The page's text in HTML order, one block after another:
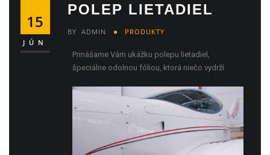
15
JÚN
POLEP LIETADIEL
BY ADMIN PRODUKTY
Prinášame Vám ukážku polepu lietadiel,
špeciálne odolnou fóliou, ktorá niečo vydrží.